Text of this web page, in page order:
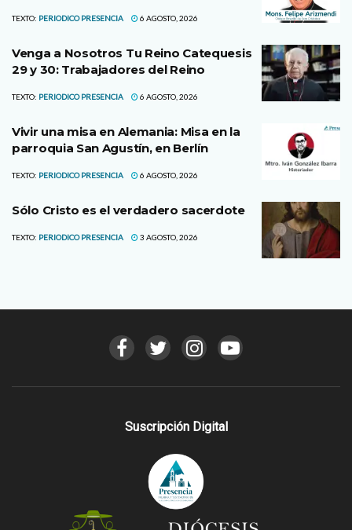
TEXTO: PERIODICO PRESENCIA 6 AGOSTO, 2026
Venga a Nosotros Tu Reino Catequesis
29 y 30: Trabajadores del Reino
TEXTO: PERIODICO PRESENCIA 6 AGOSTO, 2026
Vivir una misa en Alemania: Misa en la
parroquia San Agustín, en Berlín
TEXTO: PERIODICO PRESENCIA 6 AGOSTO, 2026
Sólo Cristo es el verdadero sacerdote
TEXTO: PERIODICO PRESENCIA 3 AGOSTO, 2026
Suscripción Digital